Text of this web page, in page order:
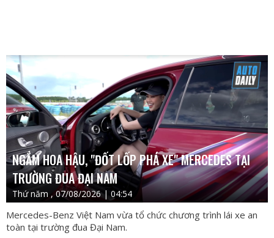
NGẮM HOA HẬU, "ĐỐT LỐP PHÁ XE" MERCEDES TẠI
TRƯỜNG ĐUA ĐẠI NAM
Thứ năm , 07/08/2026 | 04:54
Mercedes-Benz Việt Nam vừa tổ chức chương trình lái xe an
toàn tại trường đua Đại Nam.